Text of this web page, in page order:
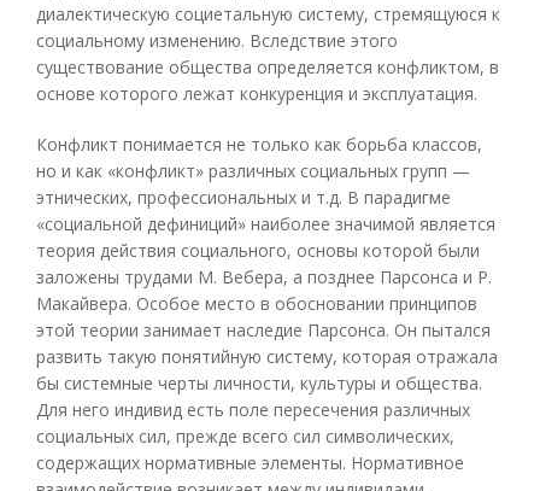
диалектическую социетальную систему, стремящуюся к
социальному изменению. Вследствие этого
существование общества определяется конфликтом, в
основе которого лежат конкуренция и эксплуатация.
Конфликт понимается не только как борьба классов,
но и как «конфликт» различных социальных групп —
этнических, профессиональных и т.д. В парадигме
«социальной дефиниций» наиболее значимой является
теория действия социального, основы которой были
заложены трудами М. Вебера, а позднее Парсонса и Р.
Макайвера. Особое место в обосновании принципов
этой теории занимает наследие Парсонса. Он пытался
развить такую понятийную систему, которая отражала
бы системные черты личности, культуры и общества.
Для него индивид есть поле пересечения различных
социальных сил, прежде всего сил символических,
содержащих нормативные элементы. Нормативное